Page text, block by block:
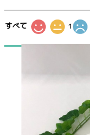
すべて 1